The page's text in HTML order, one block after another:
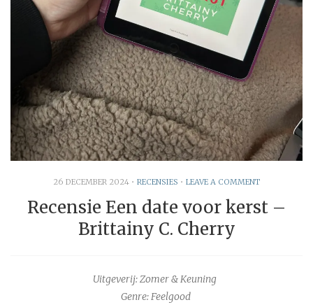
26 DECEMBER 2024• RECENSIES • LEAVE A COMMENT
Recensie Een date voor kerst –
Brittainy C. Cherry
Uitgeverij: Zomer & Keuning
Genre: Feelgood